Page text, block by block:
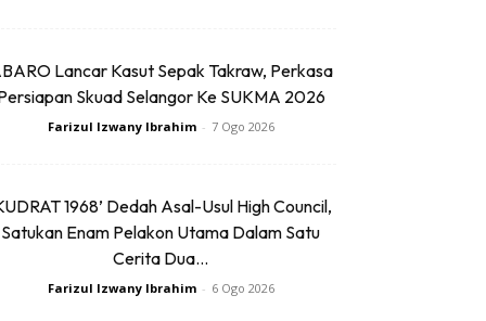
Lancar Kasut Sepak Takraw, Perkasa
Skuad Selangor Ke SUKMA 2026
Farizul Izwany Ibrahim - 7 Ogo 2026
1968’ Dedah Asal-Usul High Council,
Satukan Enam Pelakon Utama Dalam Satu
Cerita Dua...
Farizul Izwany Ibrahim - 6 Ogo 2026